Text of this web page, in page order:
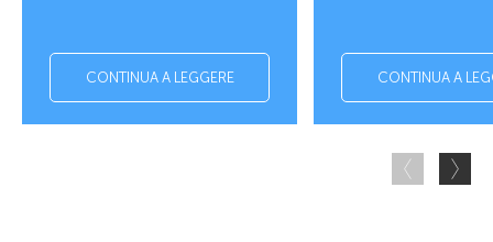
CONTINUA A LEGGERE CONTINUA A